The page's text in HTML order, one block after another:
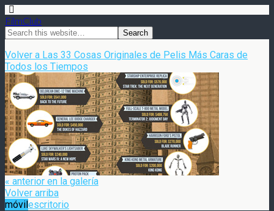
FilmClub
Volver a Las 33 Cosas Originales de Pelis Más Caras de
Todos los Tiempos
« anterior en la galería
Volver arriba
móvilescritorio